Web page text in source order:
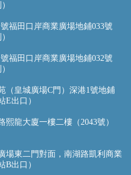
福田口岸商業廣場地鋪033號
福田口岸商業廣場地鋪032號
（皇城廣場C門）深港1號地鋪
E出口）
龍大廈一樓二樓（2043號）
場東二門對面，南湖路凱利商業
B出口）